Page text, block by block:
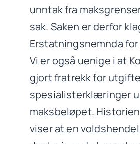
unntak fra
sak. Saken er derfor
Erstatningsnemnda
Vi er også uenige i at
gjort fratrekk for
spesialisterklæringer
maksbeløpet.
viser at en